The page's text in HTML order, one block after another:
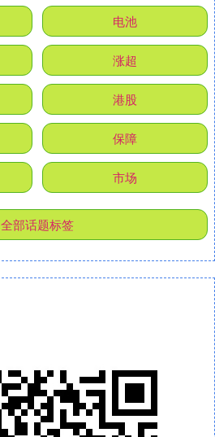
电池
涨超
港股
保障
市场
全部话题标签